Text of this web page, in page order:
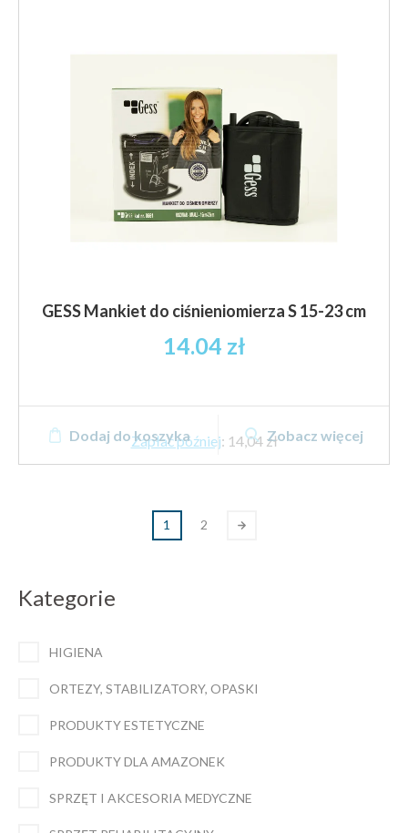
Kategorie
HIGIENA
ORTEZY, STABILIZATORY, OPASKI
PRODUKTY ESTETYCZNE
PRODUKTY DLA AMAZONEK
SPRZĘT I AKCESORIA MEDYCZNE
GESS Mankiet do ciśnieniomierza S 15-23 cm
14.04 zł
Zapłać później: 14,04 zł
Dodaj do koszyka Zobacz więcej
1 2